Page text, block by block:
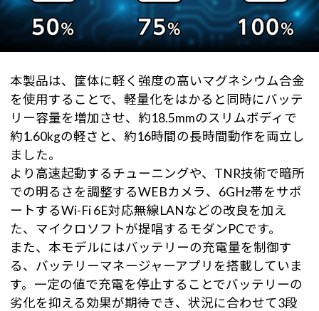
本製品は、筐体に軽く強度の高いマグネシウム合金
を使用することで、軽量化をはかると同時にバッテ
リー容量を増加させ、約18.5mmのスリムボディで
約1.60kgの軽さと、約16時間の長時間動作を両立し
ました。
より高速起動するチューニングや、TNR技術で暗所
での明るさを調整するWEBカメラ、6GHz帯をサポ
ートするWi-Fi 6E対応無線LANなどの改良を加え
た、マイクロソフトが提唱するモダンPCです。
また、本モデルにはバッテリーの充電量を制御す
る、バッテリーマネージャーアプリを搭載していま
す。一定の値で充電を停止することでバッテリーの
劣化を抑える効果が期待でき、状況に合わせて3段